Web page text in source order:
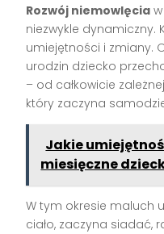
Rozwój niemowlęcia
niezwykle dynamiczny.
umiejętności i zmiany.
urodzin dziecko
– od całkowicie
który zaczyna
Jakie
miesięczne
W tym okresie maluch
ciało, zaczyna siadać,